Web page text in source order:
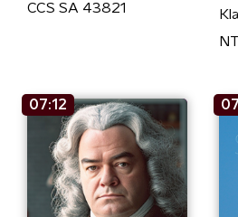
CCS SA 43821
07:12